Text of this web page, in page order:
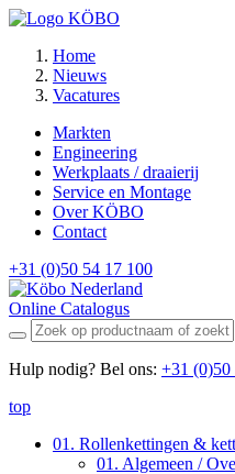
Home
Nieuws
Vacatures
Markten
Engineering
Werkplaats / draaierij
Service en Montage
Over KÖBO
Contact
+31 (0)50 54 17 100
Online Catalogus
Hulp nodig? Bel ons: +31 (0)50
top
01. Rollenkettingen &
01. Algemeen /